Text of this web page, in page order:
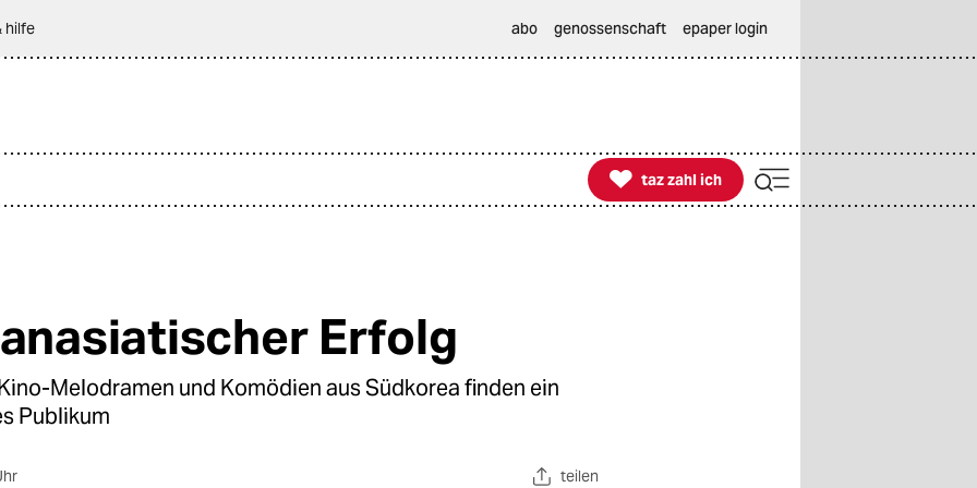
hilfe abo genossenschaft epaper login

taz zahl ich
taz zahl ich
Erfolg
Melodramen und Komödien aus Südkorea finden ein
Publikum
teilen